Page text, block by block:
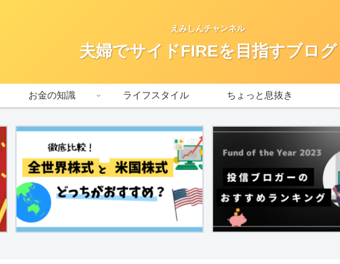
えみしんチャンネル
夫婦でサイドFIREを目指すブログ
お金の知識 ライフスタイル ちょっと息抜き